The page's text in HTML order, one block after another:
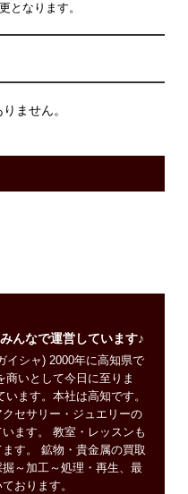
となります。
ません。
んなで運営しています♪
イシャ) 2000年に高知県で
いとして今日に至りま
ます。本社は高知です。
セサリー・ジュエリーの
ます。 教室・レッスンも
す。 鉱物・貴金属の買取
～加工～処理・再生、最
おります。